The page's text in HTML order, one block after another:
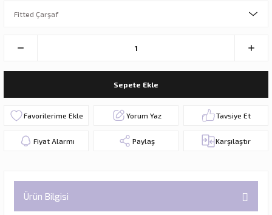
Sepete Ekle
Yorum Yaz Tavsiye Et
Fiyat Alarmı Paylaş Karşılaştır
Ürün Bilgisi